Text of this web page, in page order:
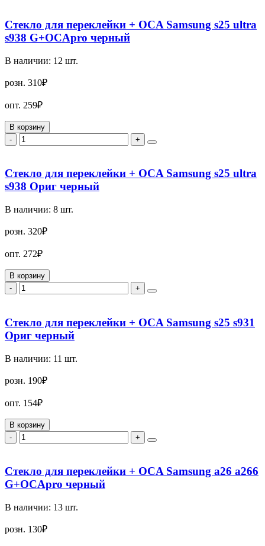
Стекло для переклейки + OCA Samsung s25 ultra
s938 G+OCApro черный
В наличии: 12 шт.
розн. 310₽
опт. 259₽
В корзину
-
+
Стекло для переклейки + OCA Samsung s25 ultra
s938 Ориг черный
В наличии: 8 шт.
розн. 320₽
опт. 272₽
В корзину
-
+
Стекло для переклейки + OCA Samsung s25 s931
Ориг черный
В наличии: 11 шт.
розн. 190₽
опт. 154₽
В корзину
-
+
Стекло для переклейки + OCA Samsung a26 a266
G+OCApro черный
В наличии: 13 шт.
розн. 130₽